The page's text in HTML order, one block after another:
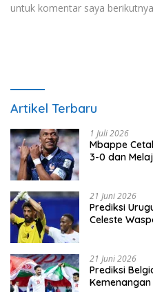
untuk komentar saya
Artikel Terbaru
1 Juli 2026
Mbappe
3-0 dan
21 Juni 2026
Prediksi
Celeste
21 Juni 2026
Prediksi